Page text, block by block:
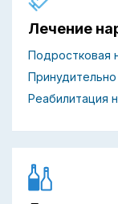
Лечение
Подростковая
Реабилитация